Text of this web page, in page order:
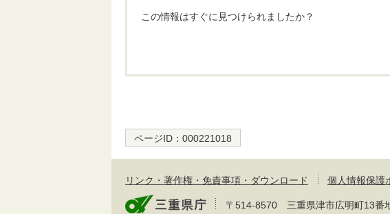
この情報はすぐに見つけられましたか？
ページID： 000221018
リンク・著作権・免責事項・ダウンロード 個人情報保護
〒514-8570 三重県津市広明町13番